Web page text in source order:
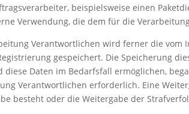
beispielsweise einen
Verwendung, die dem für die
Verantwortlichen wird ferner die vom
gespeichert. Die Speicherung
Daten im Bedarfsfall ermöglichen,
Verantwortlichen erforderlich. Eine
besteht oder die Weitergabe der